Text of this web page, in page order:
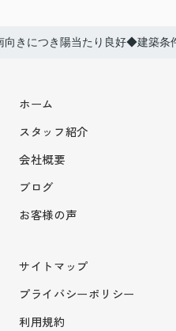
きにつき陽当たり良好◆建築条
ホーム
スタッフ紹介
会社概要
ブログ
お客様の声
サイトマップ
プライバシーポリシー
利用規約